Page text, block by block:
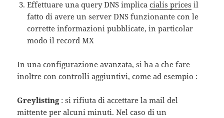
Effettuare una query DNS implicacialis prices il
fatto di avere un server DNS funzionante con le
corrette informazioni pubblicate, in particolar
modo il record MX
In una configurazione avanzata, si ha a che fare
inoltre con controlli aggiuntivi, come ad esempio :
Greylisting: si rifiuta di accettare la mail del
mittente per alcuni minuti. Nel caso di un